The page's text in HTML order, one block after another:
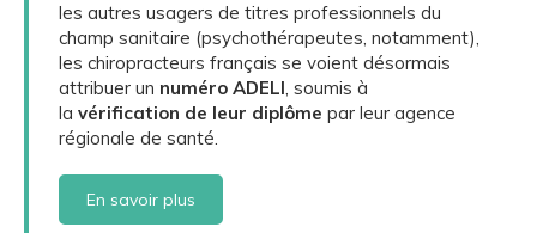
les autres usagers de titres professionnels du
champ sanitaire (psychothérapeutes, notamment),
les chiropracteurs français se voient désormais
attribuer un numéro ADELI, soumis à
la vérification de leur diplôme par leur agence
régionale de santé.
En savoir plus